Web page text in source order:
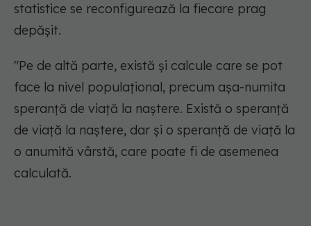
statistice se reconfigurează la fiecare prag
depășit.
"Pe de altă parte, există și calcule care se pot
face la nivel populațional, precum așa-numita
speranță de viață la naștere. Există o speranță
de viață la naștere, dar și o speranță de viață la
o anumită vârstă, care poate fi de asemenea
calculată.